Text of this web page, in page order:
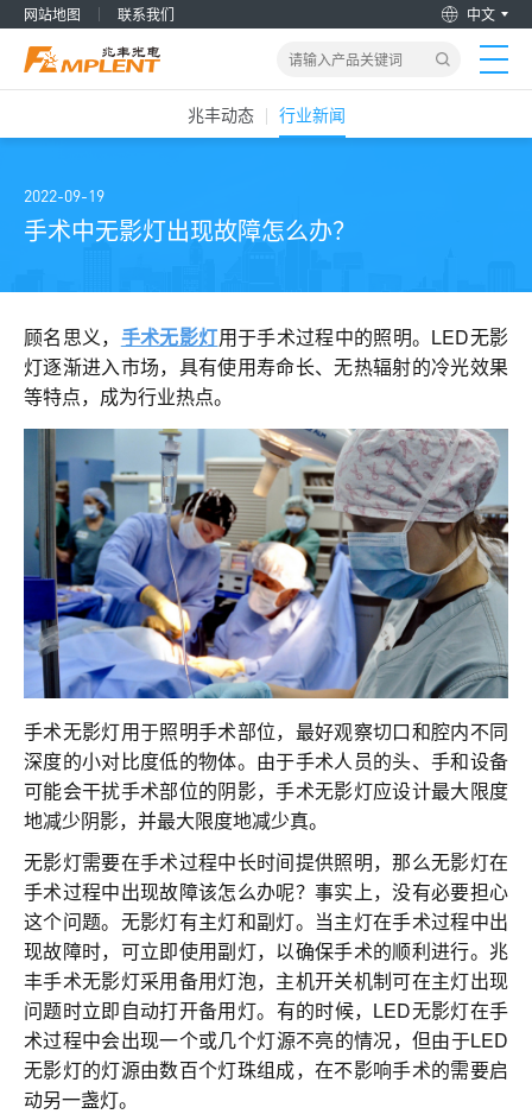
网站地图 联系我们 中文
产品&解决方案
关于我们
加入兆丰
服务支持
联系我们
兆丰动态 行业新闻
2022-09-19
手术中无影灯出现故障怎么办？
顾名思义， 手术无影灯用于手术过程中的照明。LED无影
灯逐渐进入市场，具有使用寿命长、无热辐射的冷光效果
等特点，成为行业热点。
手术无影灯用于照明手术部位，最好观察切口和腔内不同
深度的小对比度低的物体。由于手术人员的头、手和设备
可能会干扰手术部位的阴影，手术无影灯应设计最大限度
地减少阴影，并最大限度地减少真。
无影灯需要在手术过程中长时间提供照明，那么无影灯在
手术过程中出现故障该怎么办呢？事实上，没有必要担心
这个问题。无影灯有主灯和副灯。当主灯在手术过程中出
现故障时，可立即使用副灯，以确保手术的顺利进行。兆
丰手术无影灯采用备用灯泡，主机开关机制可在主灯出现
问题时立即自动打开备用灯。有的时候，LED无影灯在手
术过程中会出现一个或几个灯源不亮的情况，但由于LED
无影灯的灯源由数百个灯珠组成，在不影响手术的需要启
动另一盏灯。